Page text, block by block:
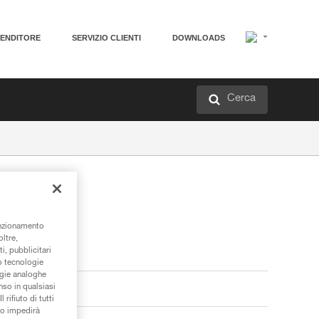
SERVIZIO CLIENTI DOWNLOADS
Cerca
pubblicitari
tecnologie
analoghe
in qualsiasi
rifiuto di tutti
impedirà